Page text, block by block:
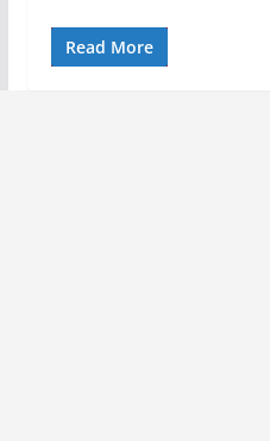
Read More